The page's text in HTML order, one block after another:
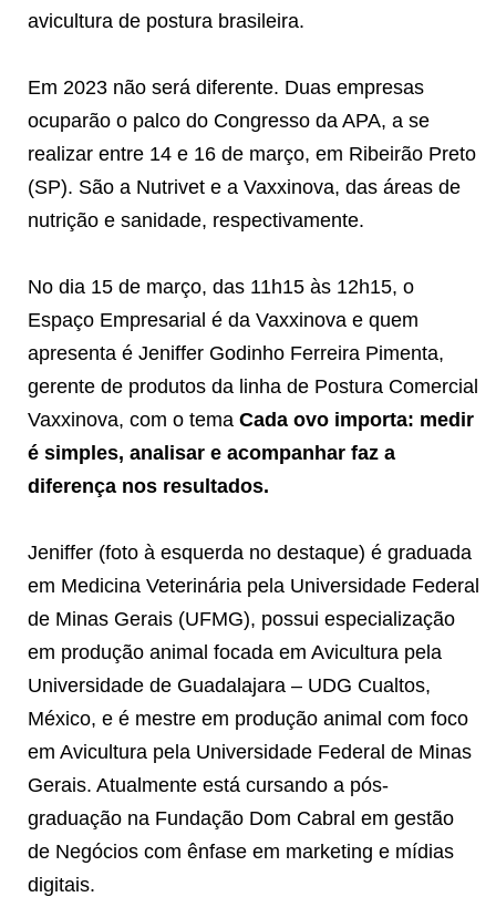
avicultura de postura brasileira.
Em 2023 não será diferente. Duas empresas
ocuparão o palco do Congresso da APA, a se
realizar entre 14 e 16 de março, em Ribeirão Preto
(SP). São a Nutrivet e a Vaxxinova, das áreas de
nutrição e sanidade, respectivamente.
No dia 15 de março, das 11h15 às 12h15, o
Espaço Empresarial é da Vaxxinova e quem
apresenta é Jeniffer Godinho Ferreira Pimenta,
gerente de produtos da linha de Postura Comercial
Vaxxinova, com o tema Cada ovo importa: medir
é simples, analisar e acompanhar faz a
diferença nos resultados.
Jeniffer (foto à esquerda no destaque) é graduada
em Medicina Veterinária pela Universidade Federal
de Minas Gerais (UFMG), possui especialização
em produção animal focada em Avicultura pela
Universidade de Guadalajara – UDG Cualtos,
México, e é mestre em produção animal com foco
em Avicultura pela Universidade Federal de Minas
Gerais. Atualmente está cursando a pós-
graduação na Fundação Dom Cabral em gestão
de Negócios com ênfase em marketing e mídias
digitais.